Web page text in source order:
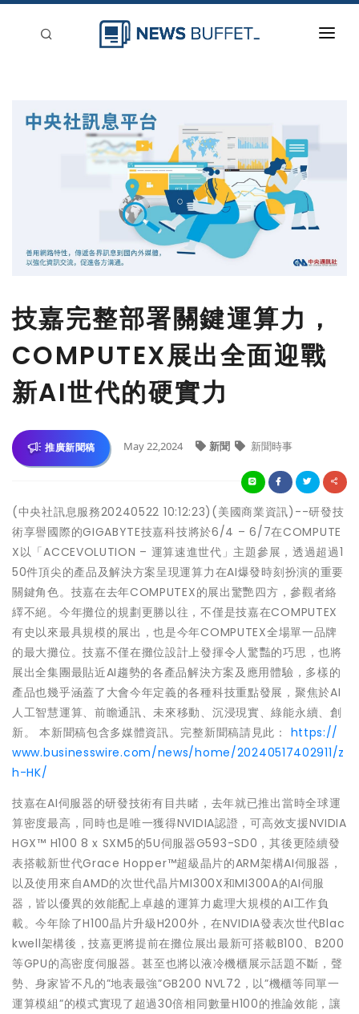
技嘉完整部署關鍵運算力，
COMPUTEX展出全面迎戰
新AI世代的硬實力
推廣新聞稿 May 22,2024 新聞 新聞時事
(中央社訊息服務20240522 10:12:23)(美國商業資訊)--研發技
術享譽國際的GIGABYTE技嘉科技將於6/4 – 6/7在COMPUTE
X以「ACCEVOLUTION – 運算速進世代」主題參展，透過超過1
50件頂尖的產品及解決方案呈現運算力在AI爆發時刻扮演的重要
關鍵角色。技嘉在去年COMPUTEX的展出驚艷四方，參觀者絡
繹不絕。今年攤位的規劃更勝以往，不僅是技嘉在COMPUTEX
有史以來最具規模的展出，也是今年COMPUTEX全場單一品牌
的最大攤位。技嘉不僅在攤位設計上發揮令人驚豔的巧思，也將
展出全集團最貼近AI趨勢的各產品解決方案及應用體驗，多樣的
產品也幾乎涵蓋了大會今年定義的各種科技重點發展，聚焦於AI
人工智慧運算、前瞻通訊、未來移動、沉浸現實、綠能永續、創
新。 本新聞稿包含多媒體資訊。完整新聞稿請見此： https://
www.businesswire.com/news/home/20240517402911/z
h-HK/
技嘉在AI伺服器的研發技術有目共睹，去年就已推出當時全球運
算密度最高，同時也是唯一獲得NVIDIA認證，可高效支援NVIDIA
HGX™ H100 8 x SXM5的5U伺服器G593-SD0，其後更陸續發
表搭載新世代Grace Hopper™超級晶片的ARM架構AI伺服器，
以及使用來自AMD的次世代晶片MI300X和MI300A的AI伺服
器，皆以優異的效能配上卓越的運算力處理大規模的AI工作負
載。今年除了H100晶片升級H200外，在NVIDIA發表次世代Blac
kwell架構後，技嘉更將提前在攤位展出最新可搭載B100、B200
等GPU的高密度伺服器。甚至也將以液冷機櫃展示話題不斷，聲
勢、身家皆不凡的”地表最強”GB200 NVL72，以”機櫃等同單一
運算模組”的模式實現了超過30倍相同數量H100的推論效能，讓